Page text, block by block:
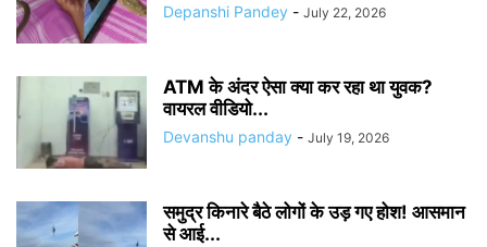
Depanshi Pandey - July 22, 2026
ATM के अंदर ऐसा क्या कर रहा था युवक?
वायरल वीडियो...
Devanshu panday - July 19, 2026
समुद्र किनारे बैठे लोगों के उड़ गए होश! आसमान
से आई...